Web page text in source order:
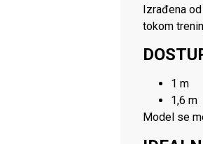
Izrađena
tokom
1 m
1,6 m
Model se